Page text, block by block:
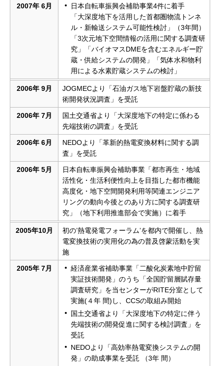
2007年 6月
日本自転車振興会補助事業4件に着手
「大深度地下を活用した首都圏物流トンネ
ル・新輸送システム可能性検討」（3年間）
「3次元地下空間情報の活用に関する調査研
究」「バイオマスDMEを含むエネルギー貯
蔵・供給システムの開発」「気体水和物利
用による水素貯蔵システムの検討」
2006年 9月
JOGMECより「石油ガス地下岩盤貯蔵の新技
術開発状況調査」を受託
2006年 7月
国土交通省より「大深度地下の特定に係わる
先端技術の調査」を受託
2006年 6月
NEDOより「革新的熱電変換材料に関する調
査」を受託
2006年 5月
日本自転車振興会補助事業「都市再生・地域
活性化・生活利便性向上を目指した都市機能
高度化・地下空間開発利用等関連エンジニア
リングの動向今後とのあり方に関する調査研
究」（地下利用推進部会で実施）に着手
2005年10月
初の’熱電発電フォーラム’を都内で開催し、熱
電変換技術の実用化の為の普及啓蒙活動を実
施
2005年 7月
経済産業省補助事業「二酸化炭素地中貯留
実証技術開発」のうち「全国貯留層賦存量
調査研究」を当センターがRITE分室として
実施(４年 間)し、CCSの取組み開始
国土交通省より「大深度地下の特定に伴う
先端技術の開発促進に関する検討調査」を
受託
NEDOより「高効率熱電変換システムの開
発」の助成事業を受託 （3年 間）